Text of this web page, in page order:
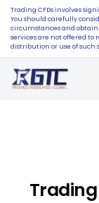
Trading CFDs involves
You should carefully
circumstances and obtain
services are not offered to
distribution or use of such
Trading